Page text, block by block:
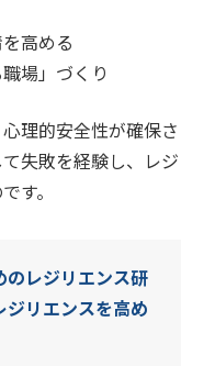
高める
場」づくり
理的安全性が確保さ
失敗を経験し、レジ
す。
のレジリエンス研
リエンスを高め